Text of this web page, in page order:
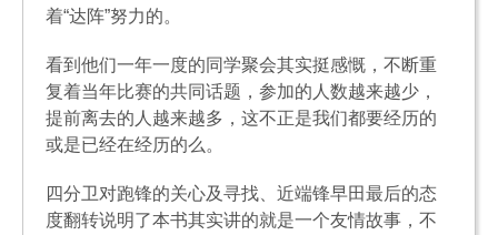
着“达阵”努力的。
看到他们一年一度的同学聚会其实挺感慨，不断重
复着当年比赛的共同话题，参加的人数越来越少，
提前离去的人越来越多，这不正是我们都要经历的
或是已经在经历的么。
四分卫对跑锋的关心及寻找、近端锋早田最后的态
度翻转说明了本书其实讲的就是一个友情故事，不